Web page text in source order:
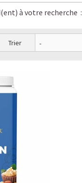
à votre recherche :
Trier